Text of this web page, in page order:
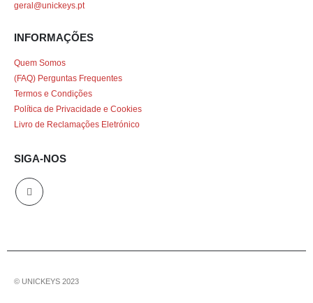
geral@unickeys.pt
INFORMAÇÕES
Quem Somos
(FAQ) Perguntas Frequentes
Termos e Condições
Política de Privacidade e Cookies
Livro de Reclamações Eletrónico
SIGA-NOS
© UNICKEYS 2023